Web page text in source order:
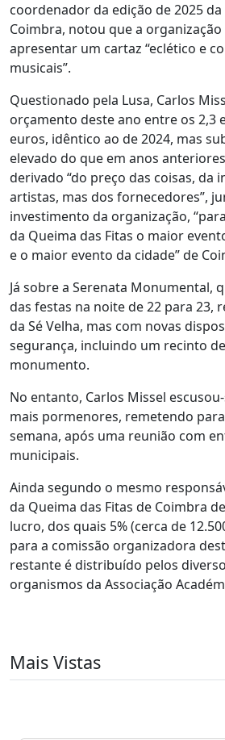
coordenador da edição de 2025
Coimbra, notou que a
apresentar um cartaz “eclético e
musicais”.
Questionado pela Lusa, Carlos
orçamento deste ano entre os 2,3
euros, idêntico ao de 2024, mas
elevado do que em anos
derivado “do preço das coisas, da
artistas, mas dos fornecedores”,
investimento da organização,
da Queima das Fitas o maior
e o maior evento da cidade” de
Já sobre a Serenata Monumental,
das festas na noite de 22 para 23,
da Sé Velha, mas com novas
segurança, incluindo um recinto
monumento.
No entanto, Carlos Missel
mais pormenores, remetendo
semana, após uma reunião com
municipais.
Ainda segundo o mesmo
da Queima das Fitas de Coimbra
lucro, dos quais 5% (cerca de
para a comissão organizadora
restante é distribuído pelos
organismos da Associação
Mais Vistas